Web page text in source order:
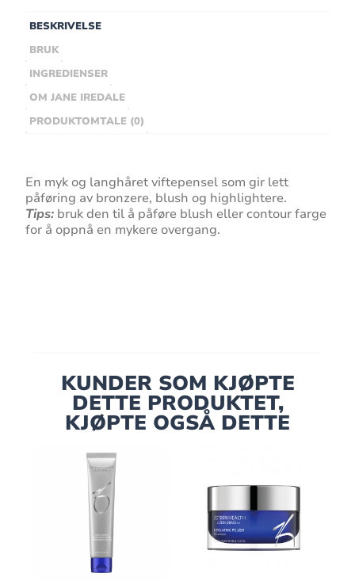
BESKRIVELSE
BRUK
INGREDIENSER
OM JANE IREDALE
PRODUKTOMTALE (0)
En myk og langhåret viftepensel som gir lett
påføring av bronzere, blush og highlightere.
Tips: bruk den til å påføre blush eller contour farge
for å oppnå en mykere overgang.
KUNDER SOM KJØPTE
DETTE PRODUKTET,
KJØPTE OGSÅ DETTE